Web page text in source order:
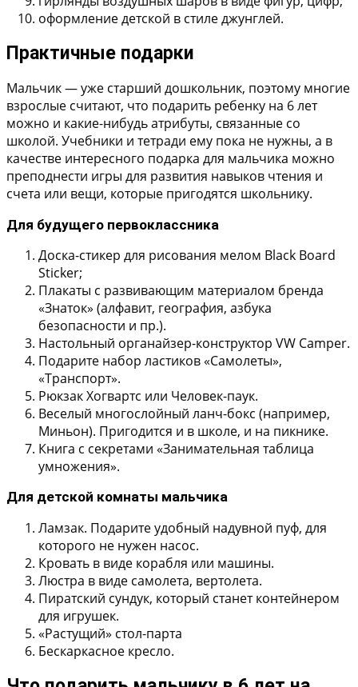
оформление детской в стиле джунглей.
Практичные подарки
Мальчик — уже старший дошкольник, поэтому многие
взрослые считают, что подарить ребенку на 6 лет
можно и какие-нибудь атрибуты, связанные со
школой. Учебники и тетради ему пока не нужны, а в
качестве интересного подарка для мальчика можно
преподнести игры для развития навыков чтения и
счета или вещи, которые пригодятся школьнику.
Для будущего первоклассника
Доска-стикер для рисования мелом Black Board
Sticker;
Плакаты с развивающим материалом бренда
«Знаток» (алфавит, география, азбука
безопасности и пр.).
Настольный органайзер-конструктор VW Camper.
Подарите набор ластиков «Самолеты»,
«Транспорт».
Рюкзак Хогвартс или Человек-паук.
Веселый многослойный ланч-бокс (например,
Миньон). Пригодится и в школе, и на пикнике.
Книга с секретами «Занимательная таблица
умножения».
Для детской комнаты мальчика
Ламзак. Подарите удобный надувной пуф, для
которого не нужен насос.
Кровать в виде корабля или машины.
Люстра в виде самолета, вертолета.
Пиратский сундук, который станет контейнером
для игрушек.
«Растущий» стол-парта
Бескаркасное кресло.